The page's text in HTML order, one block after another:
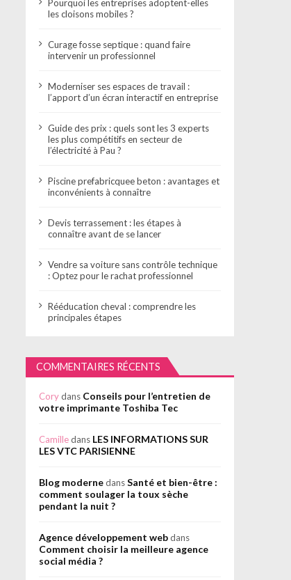
Pourquoi les entreprises adoptent-elles
les cloisons mobiles ?
Curage fosse septique : quand faire
intervenir un professionnel
Moderniser ses espaces de travail :
l’apport d’un écran interactif en entreprise
Guide des prix : quels sont les 3 experts
les plus compétitifs en secteur de
l’électricité à Pau ?
Piscine prefabricquee beton : avantages et
inconvénients à connaître
Devis terrassement : les étapes à
connaître avant de se lancer
Vendre sa voiture sans contrôle technique
: Optez pour le rachat professionnel
Rééducation cheval : comprendre les
principales étapes
COMMENTAIRES RÉCENTS
Corydans Conseils pour l’entretien de
votre imprimante Toshiba Tec
Camilledans LES INFORMATIONS SUR
LES VTC PARISIENNE
Blog modernedansSanté et bien-être :
comment soulager la toux sèche
pendant la nuit ?
Agence développement webdans
Comment choisir la meilleure agence
social média ?